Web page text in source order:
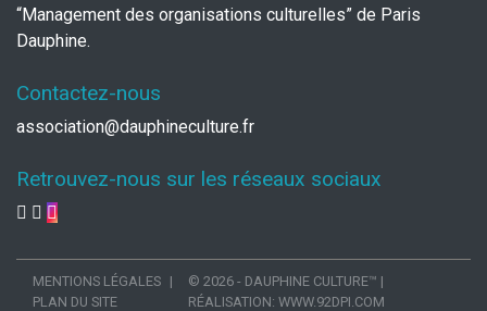
“Management des organisations culturelles” de Paris
Dauphine.
Contactez-nous
association@dauphineculture.fr
Retrouvez-nous sur les réseaux sociaux
MENTIONS LÉGALES
PLAN DU SITE
© 2026 - DAUPHINE CULTURE™ |
RÉALISATION: WWW.92DPI.COM